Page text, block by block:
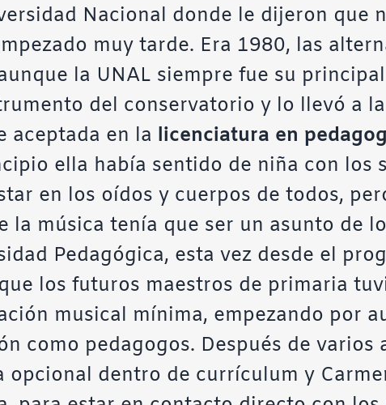
Nacional donde le dijeron que
muy tarde. Era 1980, las
la UNAL siempre fue su
del conservatorio y lo llevó a la
aceptada en la licenciatura en
ella había sentido de niña con los
en los oídos y cuerpos de todos,
la música tenía que ser un asunto de
Pedagógica, esta vez desde el
los futuros maestros de primaria
musical mínima, empezando por
como pedagogos. Después de varios
opcional dentro de currículum y